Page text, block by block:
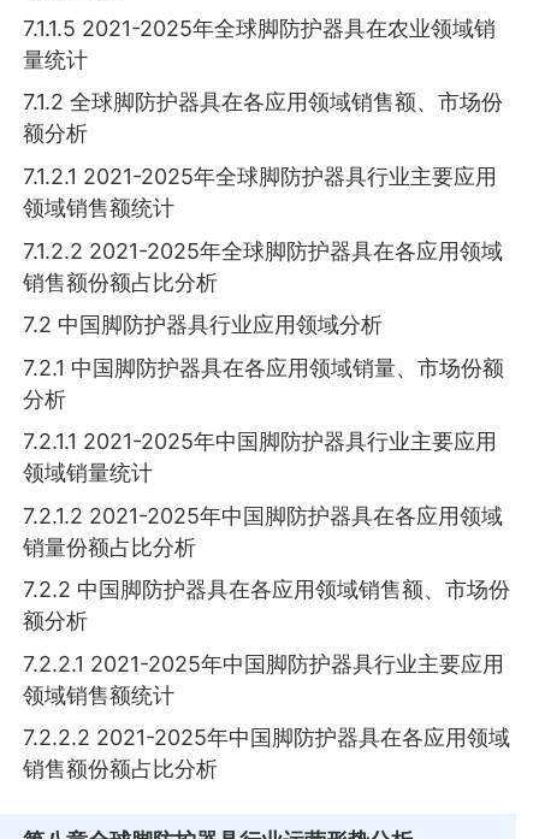
7.1.1.5 2021-2025年全球脚防护器具在农业领域销
量统计
7.1.2 全球脚防护器具在各应用领域销售额、市场份
额分析
7.1.2.1 2021-2025年全球脚防护器具行业主要应用
领域销售额统计
7.1.2.2 2021-2025年全球脚防护器具在各应用领域
销售额份额占比分析
7.2 中国脚防护器具行业应用领域分析
7.2.1 中国脚防护器具在各应用领域销量、市场份额
分析
7.2.1.1 2021-2025年中国脚防护器具行业主要应用
领域销量统计
7.2.1.2 2021-2025年中国脚防护器具在各应用领域
销量份额占比分析
7.2.2 中国脚防护器具在各应用领域销售额、市场份
额分析
7.2.2.1 2021-2025年中国脚防护器具行业主要应用
领域销售额统计
7.2.2.2 2021-2025年中国脚防护器具在各应用领域
销售额份额占比分析